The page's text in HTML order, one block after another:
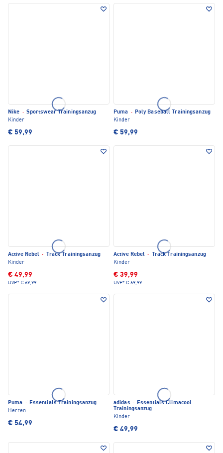
Nike · Sportswear Trainingsanzug
Kinder
€ 59,99
Puma · Poly Baseball Trainingsanzug
Kinder
€ 59,99
Active Rebel ·
Track Trainingsanzug
Kinder
€ 49,99
UVP* € 69,99
Active Rebel ·
Track Trainingsanzug
Kinder
€ 39,99
UVP* € 69,99
Puma · Essentials Trainingsanzug
Herren
€ 54,99
adidas · Essentials Climacool
Trainingsanzug
Kinder
€ 49,99